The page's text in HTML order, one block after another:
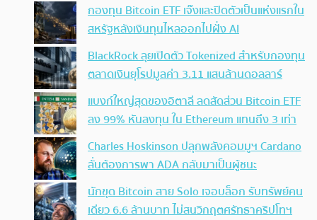
กองทุน Bitcoin ETF เจ๊งและปิดตัวเป็นแห่งแรกใน
สหรัฐหลังเงินทุนไหลออกไปฝั่ง AI
BlackRock ลุยเปิดตัว Tokenized สำหรับกองทุน
ตลาดเงินยุโรปมูลค่า 3.11 แสนล้านดอลลาร์
แบงก์ใหญ่สุดของอิตาลี ลดสัดส่วน Bitcoin ETF
ลง 99% หันลงทุน ใน Ethereum แทนถึง 3 เท่า
Charles Hoskinson ปลุกพลังคอมมูฯ Cardano
ลั่นต้องการพา ADA กลับมาเป็นผู้ชนะ
นักขุด Bitcoin สาย Solo เจอบล็อก รับทรัพย์คน
เดียว 6.6 ล้านบาท ไม่สนวิกฤตศรัทธาคริปโทฯ